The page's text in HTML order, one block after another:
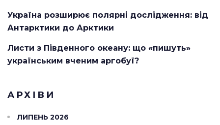
Україна розширює полярні дослідження: від
Антарктики до Арктики
Листи з Південного океану: що «пишуть»
українським вченим аргобуї?
АРХІВИ
ЛИПЕНЬ 2026